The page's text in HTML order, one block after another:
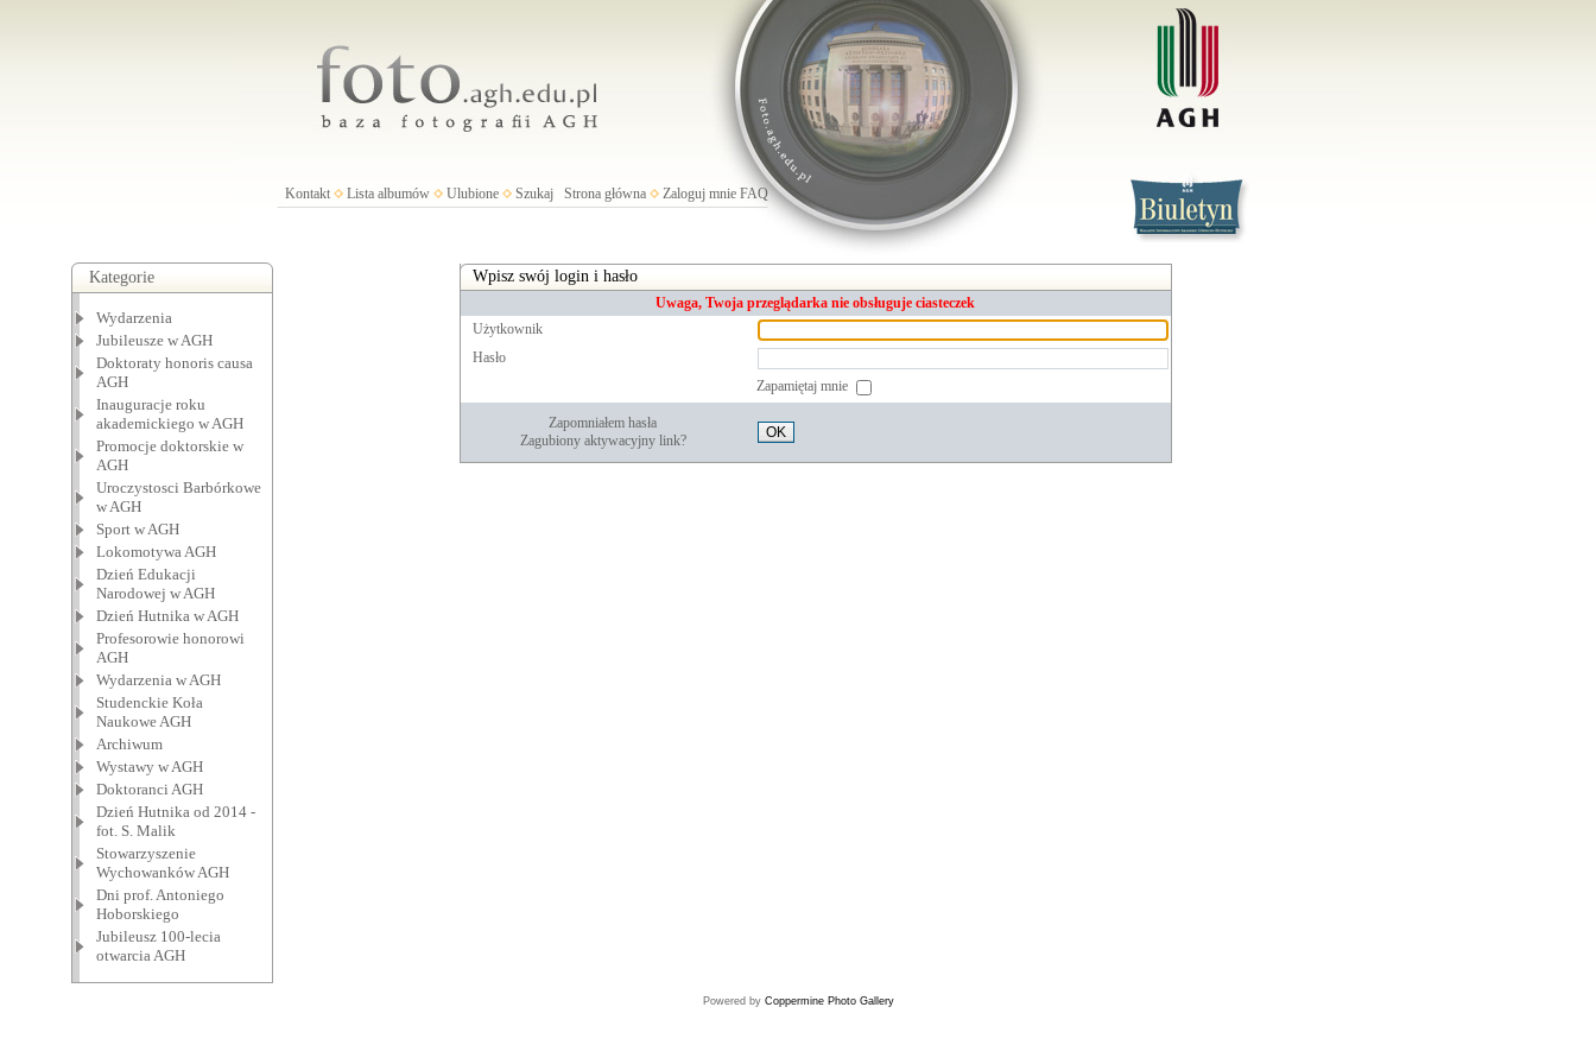
Kontakt Lista albumów Ulubione Szukaj Strona główna Zaloguj mnie FAQ
Kategorie
Wydarzenia
Jubileusze w AGH
Doktoraty honoris causa
AGH
Inauguracje roku
akademickiego w AGH
Promocje doktorskie w
AGH
Uroczystosci Barbórkowe
w AGH
Sport w AGH
Lokomotywa AGH
Dzień Edukacji
Narodowej w AGH
Dzień Hutnika w AGH
Profesorowie honorowi
AGH
Wydarzenia w AGH
Studenckie Koła
Naukowe AGH
Archiwum
Wystawy w AGH
Doktoranci AGH
Dzień Hutnika od 2014 -
fot. S. Malik
Stowarzyszenie
Wychowanków AGH
Dni prof. Antoniego
Hoborskiego
Jubileusz 100-lecia
otwarcia AGH
Wpisz swój login i hasło
Uwaga, Twoja przeglądarka nie obsługuje ciasteczek
Użytkownik
Hasło
Zapamiętaj mnie
Zapomniałem hasła
Zagubiony aktywacyjny link?
OK
Powered by Coppermine Photo Gallery